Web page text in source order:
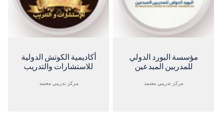
أكاديمية الكوتش الدولية
للاستشارات والتدريب
مركز تدريبي معتمد
مؤسسة البورد الدولي
للمدربين المبدعين
مركز تدريبي معتمد